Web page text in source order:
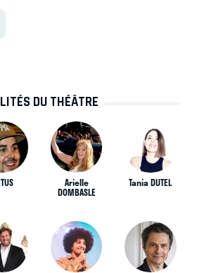
DU THÉÂTRE
Arielle
DOMBASLE
Tania DUTEL